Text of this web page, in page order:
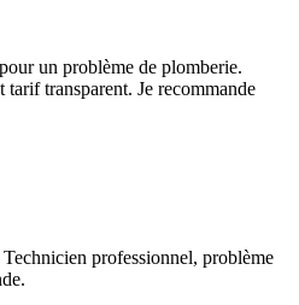
un problème de plomberie.
transparent. Je recommande
professionnel, problème